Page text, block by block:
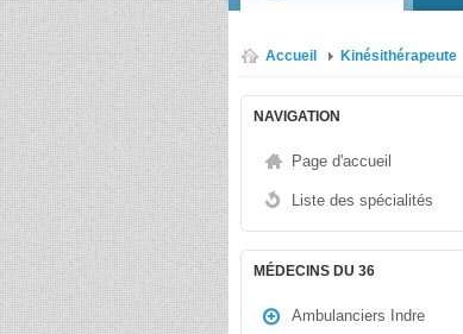
Accueil Kinésithérapeute
NAVIGATION
Page d'accueil
Liste des spécialités
MÉDECINS DU 36
Ambulanciers Indre